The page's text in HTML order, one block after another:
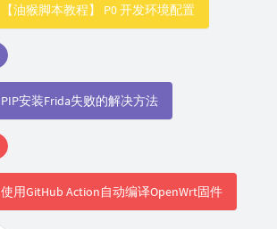
【油猴脚本教程】 P0 开发环境配置
PIP安装Frida失败的解决方法
使用GitHub Action自动编译OpenWrt固件